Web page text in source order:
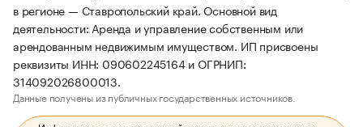
в регионе — Ставропольский край. Основной вид
деятельности: Аренда и управление собственным или
арендованным недвижимым имуществом. ИП присвоены
реквизиты ИНН: 090602245164 и ОГРНИП:
314092026800013.
Данные получены из публичных государственных источников.